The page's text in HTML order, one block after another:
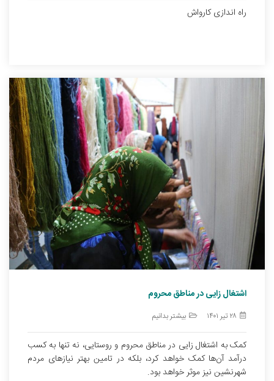
راه اندازی کارواش
اشتغال زایی در مناطق محروم
۲۸ تیر ۱۴۰۱ بیشتر بدانیم
کمک به اشتغال زایی در مناطق محروم و روستایی، نه تنها به کسب
درآمد آن‌ها کمک خواهد کرد، بلکه در تامین بهتر نیازهای مردم
شهرنشین نیز موثر خواهد بود.